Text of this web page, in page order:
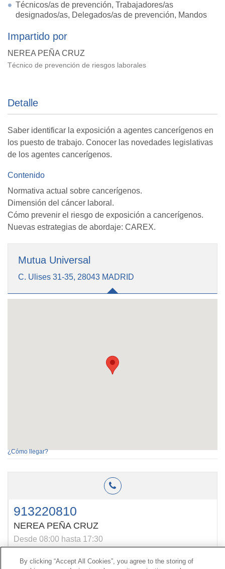
Técnicos/as de prevención, Trabajadores/as
designados/as, Delegados/as de prevención, Mandos
Impartido por
NEREA PEÑA CRUZ
Técnico de prevención de riesgos laborales
Detalle
Saber identificar la exposición a agentes cancerígenos en
los puesto de trabajo. Conocer las novedades legislativas
de los agentes cancerígenos.
Contenido
Normativa actual sobre cancerígenos.
Dimensión del cáncer laboral.
Cómo prevenir el riesgo de exposición a cancerígenos.
Nuevas estrategias de abordaje: CAREX.
Mutua Universal
C. Ulises 31-35, 28043 MADRID
¿Cómo llegar?
913220810
NEREA PEÑA CRUZ
Desde 08:00 hasta 17:30
By clicking “Accept All Cookies”, you agree to the storing of